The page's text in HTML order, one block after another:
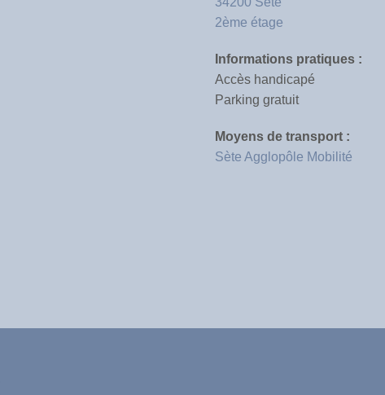
2ème étage
Informations pratiques :
Accès handicapé
Parking gratuit
Moyens de transport :
Sète Agglopôle Mobilité